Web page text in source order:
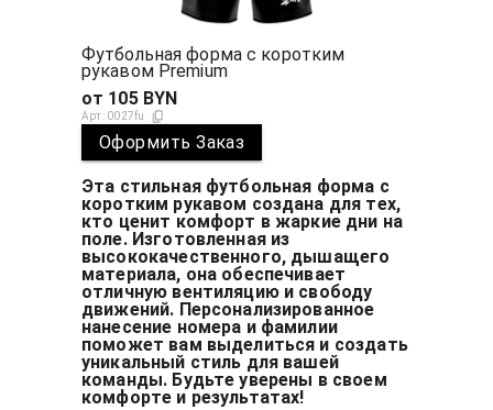
Футбольная форма с коротким
рукавом Premium
от 105BYN
Арт: 0027fu
Оформить Заказ
Эта стильная футбольная форма с
коротким рукавом создана для тех,
кто ценит комфорт в жаркие дни на
поле. Изготовленная из
высококачественного, дышащего
материала, она обеспечивает
отличную вентиляцию и свободу
движений. Персонализированное
нанесение номера и фамилии
поможет вам выделиться и создать
уникальный стиль для вашей
команды. Будьте уверены в своем
комфорте и результатах!